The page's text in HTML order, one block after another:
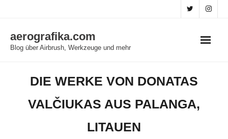
content
aerografika.com
Blog über Airbrush, Werkzeuge und mehr
DIE WERKE VON DONATAS
VALČIUKAS AUS PALANGA,
LITAUEN